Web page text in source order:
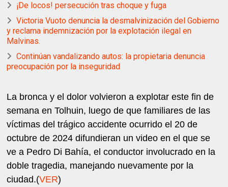
¡De locos! persecución tras choque y fuga
Victoria Vuoto denuncia la desmalvinización del Gobierno
y reclama indemnización por la explotación ilegal en
Malvinas.
Continúan vandalizando autos: la propietaria denuncia
preocupación por la inseguridad
La bronca y el dolor volvieron a explotar este fin de
semana en Tolhuin, luego de que familiares de las
víctimas del trágico accidente ocurrido el 20 de
octubre de 2024 difundieran un video en el que se
ve a Pedro Di Bahía, el conductor involucrado en la
doble tragedia, manejando nuevamente por la
ciudad.(VER)